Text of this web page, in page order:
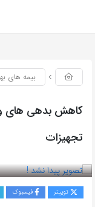
بیمه های
کاهش بدهی های
تجهیزات
توییتر فیسبوک